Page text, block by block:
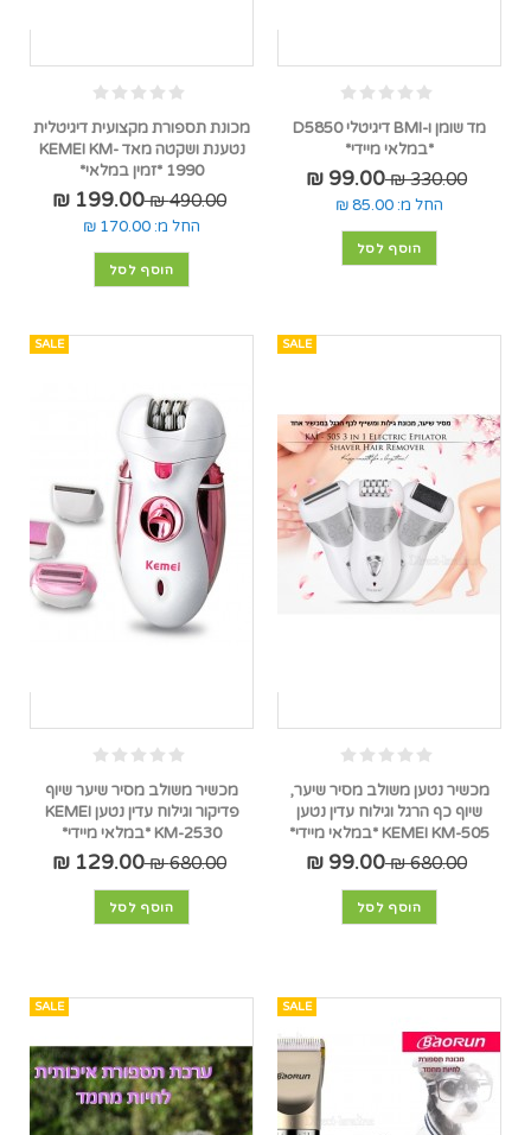
מד שומן ו-BMI דיגיטלי D5850
*במלאי מיידי*
330.00 ₪
99.00 ₪
החל מ: 85.00 ₪
הוסף לסל
מכונת תספורת מקצועית דיגיטלית
נטענת ושקטה מאד KEMEI KM-
1990 *זמין במלאי*
490.00 ₪
199.00 ₪
החל מ: 170.00 ₪
הוסף לסל
SALE
מכשיר נטען משולב מסיר שיער,
שיוף כף הרגל וגילוח עדין נטען
KEMEI KM-505 *במלאי מיידי*
680.00 ₪
99.00 ₪
הוסף לסל
SALE
מכשיר משולב מסיר שיער שיוף
פדיקור וגילוח עדין נטען KEMEI
KM-2530 *במלאי מיידי*
680.00 ₪
129.00 ₪
הוסף לסל
SALE
SALE